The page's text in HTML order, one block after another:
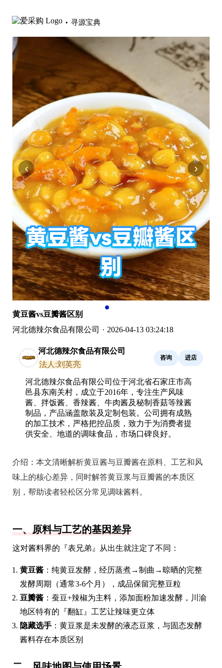
寻源宝典
‹ ›
黄豆酱vs豆瓣酱区别
河北德辣尔食品有限公司 · 2026-04-13 03:24:18
河北德辣尔食品有限公司
法人:刘英亮
咨询 进店
河北德辣尔食品有限公司位于河北省石家庄市高
邑县东南关村，成立于2016年，专注生产风味
酱、拌饭酱、香辣酱、牛肉酱及秘制香菇等辣酱
制品，产品涵盖散装及定制包装。公司拥有成熟
的加工技术，严格把控品质，致力于为消费者提
供安全、地道的调味食品，市场口碑良好。
介绍： 本文清晰解析黄豆酱与豆瓣酱在原料、工艺和风
味上的核心差异，同时解答黄豆浆与豆瓣酱的本质区
别，帮助读者轻松区分常见调味酱料。
一、原料与工艺的基因差异
这对酱料界的『表兄弟』从出生就注定了不同：
黄豆酱 ：纯黄豆发酵，经历蒸煮→制曲→晾晒的完整
发酵周期（通常3-6个月），成品保留完整豆粒
豆瓣酱 ：蚕豆+辣椒为主料，添加面粉加速发酵，川渝
地区特有的『翻缸』工艺让辣味更立体
隐藏选手 ：黄豆浆是未发酵的液态豆浆，与固态发酵
酱料存在本质区别